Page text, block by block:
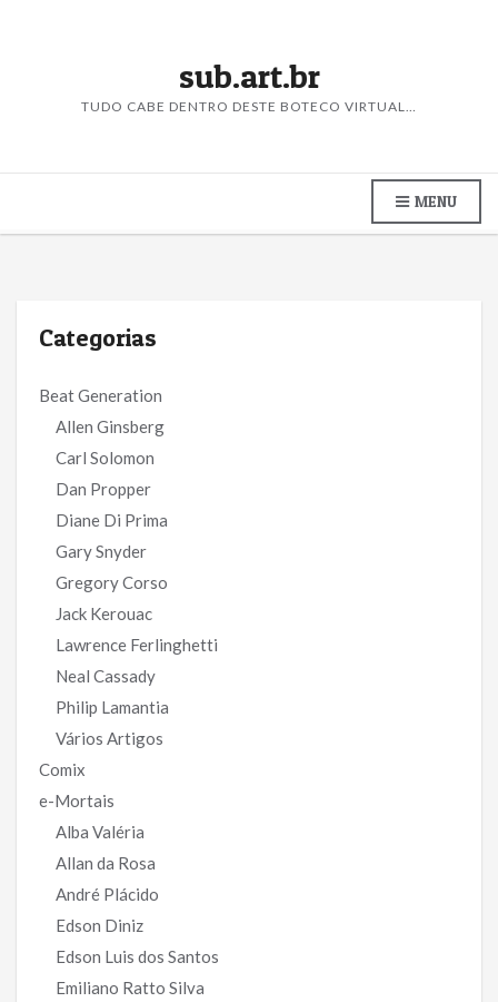
sub.art.br
TUDO CABE DENTRO DESTE BOTECO VIRTUAL…
MENU
Categorias
Beat Generation
Allen Ginsberg
Carl Solomon
Dan Propper
Diane Di Prima
Gary Snyder
Gregory Corso
Jack Kerouac
Lawrence Ferlinghetti
Neal Cassady
Philip Lamantia
Vários Artigos
Comix
e-Mortais
Alba Valéria
Allan da Rosa
André Plácido
Edson Diniz
Edson Luis dos Santos
Emiliano Ratto Silva